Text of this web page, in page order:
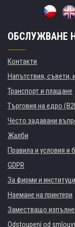
ОБСЛУЖВАНЕ
Контакти
Напътствия, съвети,
Транспорт и плащане
Търговия на едро
Често задавани
Жалби
Правила и условия и
GDPR
За фирми и
Наемане на принтери
Заместващо
Odstoupení od